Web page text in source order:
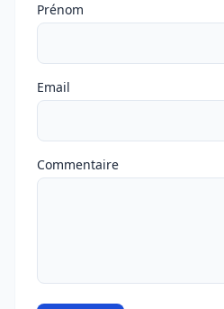
Ne pas remplir
Prénom
Email
Commentaire